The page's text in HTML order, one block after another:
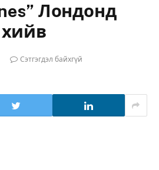
Лондонд
хийв
Сэтгэгдэл байхгүй